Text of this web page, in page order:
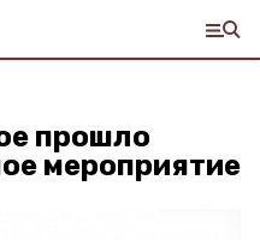
прошло
мероприятие